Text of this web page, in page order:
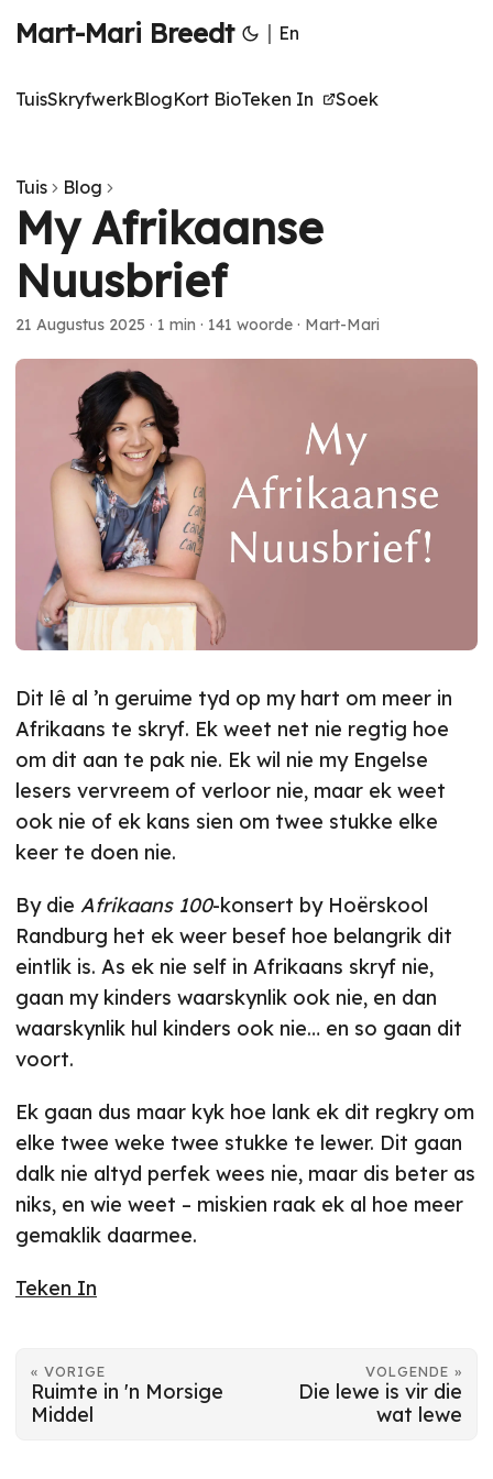
Mart-Mari Breedt | En
TuisSkryfwerkBlogKort BioTeken In Soek
Tuis Blog
My Afrikaanse
Nuusbrief
21 Augustus 2025 · 1 min · 141 woorde · Mart-Mari
Dit lê al ’n geruime tyd op my hart om meer in
Afrikaans te skryf. Ek weet net nie regtig hoe
om dit aan te pak nie. Ek wil nie my Engelse
lesers vervreem of verloor nie, maar ek weet
ook nie of ek kans sien om twee stukke elke
keer te doen nie.
By die Afrikaans 100-konsert by Hoërskool
Randburg het ek weer besef hoe belangrik dit
eintlik is. As ek nie self in Afrikaans skryf nie,
gaan my kinders waarskynlik ook nie, en dan
waarskynlik hul kinders ook nie… en so gaan dit
voort.
Ek gaan dus maar kyk hoe lank ek dit regkry om
elke twee weke twee stukke te lewer. Dit gaan
dalk nie altyd perfek wees nie, maar dis beter as
niks, en wie weet – miskien raak ek al hoe meer
gemaklik daarmee.
Teken In
« VORIGE
Ruimte in 'n Morsige
Middel
VOLGENDE »
Die lewe is vir die
wat lewe